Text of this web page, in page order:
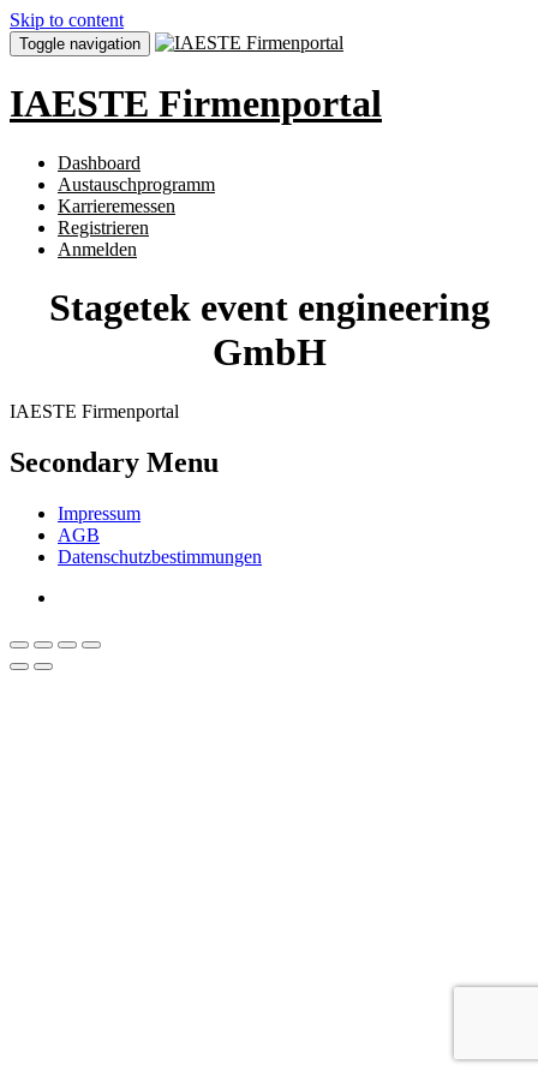
Skip to content
Toggle navigation
IAESTE Firmenportal
Dashboard
Austauschprogramm
Karrieremessen
Registrieren
Anmelden
Stagetek event engineering
GmbH
IAESTE Firmenportal
Secondary Menu
Impressum
AGB
Datenschutzbestimmungen